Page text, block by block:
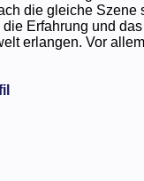
die gleiche Szene
Erfahrung und
erlangen. Vor